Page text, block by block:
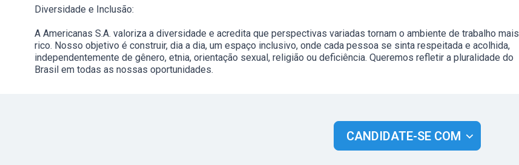
Diversidade e Inclusão:
A Americanas S.A. valoriza a diversidade e acredita que perspectivas variadas tornam o ambiente de trabalho mais
rico. Nosso objetivo é construir, dia a dia, um espaço inclusivo, onde cada pessoa se sinta respeitada e acolhida,
independentemente de gênero, etnia, orientação sexual, religião ou deficiência. Queremos refletir a pluralidade do
Brasil em todas as nossas oportunidades.
CANDIDATE-SE COM